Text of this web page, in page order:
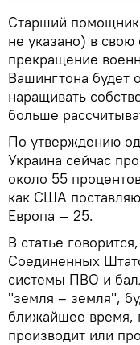
Старший
не указано) в свою
прекращение
Вашингтона будет
наращивать
больше
По утверждению
Украина сейчас
около 55
как США
Европа — 25.
В статье
Соединенных
системы ПВО и
"земля – земля",
ближайшее время,
производит или